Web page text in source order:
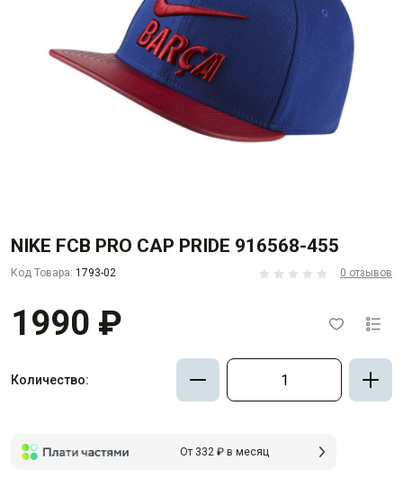
NIKE FCB PRO CAP PRIDE 916568-455
Код Товара: 1793-02 0 отзывов
1990 ₽
Количество:
От 332 ₽ в месяц